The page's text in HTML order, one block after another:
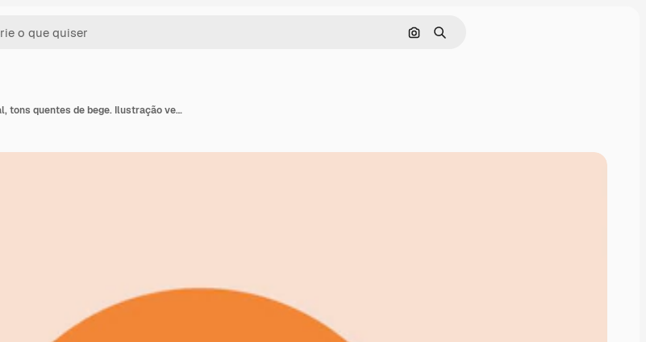
Pesquisar por imagem
Buscar
Paisagem desértica em formato vertical, tons quentes de bege. Ilustração vetorial com pôr do sol nas montanhas. Cartaz de paisagem abstrata.